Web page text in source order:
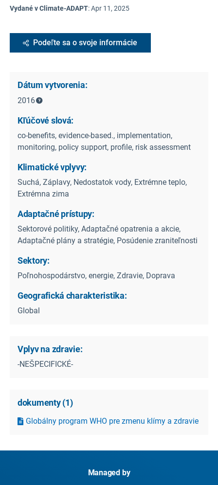
Vydané v Climate-ADAPT:Apr 11, 2025
Podeľte sa o svoje informácie
Dátum vytvorenia:
2016
Kľúčové slová:
co-benefits, evidence-based., implementation,
monitoring, policy support, profile, risk assessment
Klimatické vplyvy:
Suchá, Záplavy, Nedostatok vody, Extrémne teplo,
Extrémna zima
Adaptačné prístupy:
Sektorové politiky, Adaptačné opatrenia a akcie,
Adaptačné plány a stratégie, Posúdenie zraniteľnosti
Sektory:
Poľnohospodárstvo, energie, Zdravie, Doprava
Geografická charakteristika:
Global
Vplyv na zdravie:
-NEŠPECIFICKÉ-
dokumenty (1)
Globálny program WHO pre zmenu klímy a zdravie
Managed by